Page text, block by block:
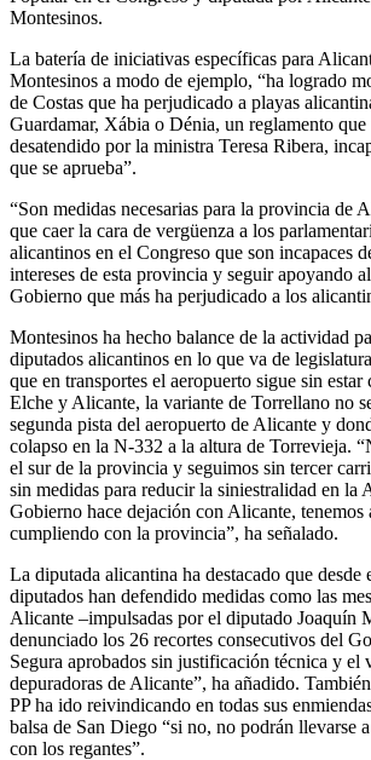
Montesinos.
La batería de iniciativas específicas para
Montesinos a modo de ejemplo, “ha logrado
de Costas que ha perjudicado a playas
Guardamar, Xábia o Dénia, un reglamento
desatendido por la ministra Teresa Ribera,
que se aprueba”.
“Son medidas necesarias para la provincia de
que caer la cara de vergüenza a los
alicantinos en el Congreso que son incapaces
intereses de esta provincia y seguir apoyando
Gobierno que más ha perjudicado a los
Montesinos ha hecho balance de la actividad
diputados alicantinos en lo que va de
que en transportes el aeropuerto sigue sin
Elche y Alicante, la variante de Torrellano no
segunda pista del aeropuerto de Alicante y
colapso en la N-332 a la altura de Torrevieja.
el sur de la provincia y seguimos sin tercer
sin medidas para reducir la siniestralidad en la
Gobierno hace dejación con Alicante, tenemos
cumpliendo con la provincia”, ha señalado.
La diputada alicantina ha destacado que desde
diputados han defendido medidas como las
Alicante –impulsadas por el diputado Joaquín
denunciado los 26 recortes consecutivos del
Segura aprobados sin justificación técnica y el
depuradoras de Alicante”, ha añadido.
PP ha ido reivindicando en todas sus
balsa de San Diego “si no, no podrán llevarse
con los regantes”.